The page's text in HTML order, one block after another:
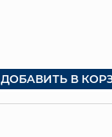
ДОБАВИТЬ В